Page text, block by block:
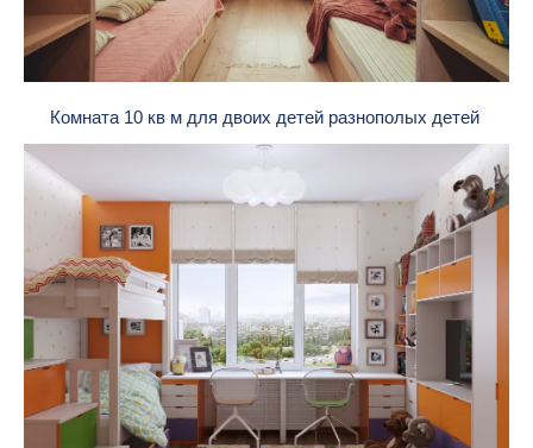
Комната 10 кв м для двоих детей разнополых детей